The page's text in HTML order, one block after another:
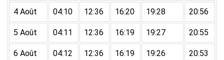
4 Août 04:10 12:36 16:20 19:28 20:56
5 Août 04:11 12:36 16:19 19:27 20:55
6 Août 04:12 12:36 16:19 19:26 20:53